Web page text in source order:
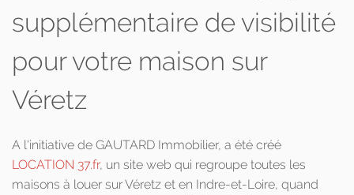
supplémentaire de visibilité
pour votre maison sur
Véretz
A l'initiative de GAUTARD Immobilier, a été créé
LOCATION 37.fr, un site web qui regroupe toutes les
maisons à louer sur Véretz et en Indre-et-Loire, quand